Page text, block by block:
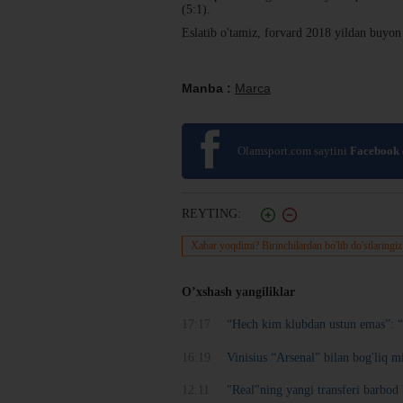
(5:1).
Eslatib o'tamiz, forvard 2018 yildan
Manba : Marca
Olamsport.com saytini Facebook
REYTING:
Xabar yoqdimi? Birinchilardan bo'lib do'stlaringiz
O’xshash yangiliklar
“Hech kim klubdan ustun emas”:
Vinisius “Arsenal” bilan bog'liq
"Real"ning yangi transferi